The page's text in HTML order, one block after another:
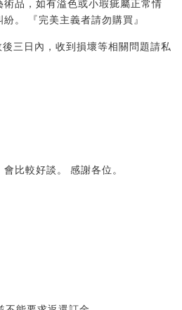
品，如有溢色或小瑕疵屬正常情
。 『完美主義者請勿購買』
三日內，收到損壞等相關問題請私
比較好談。 感謝各位。